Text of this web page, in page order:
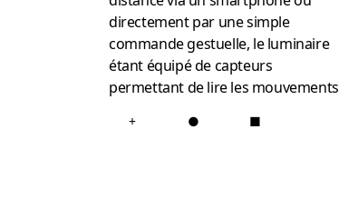
directement par une simple
commande gestuelle, le luminaire
étant équipé de capteurs
permettant de lire les mouvements
+ ● ■